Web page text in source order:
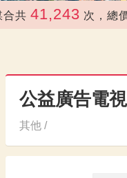
次，總價值約
公益廣告電
其他 /